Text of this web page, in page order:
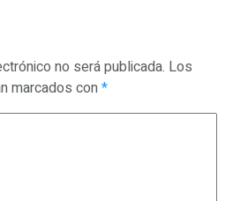
no será publicada. Los
marcados con*